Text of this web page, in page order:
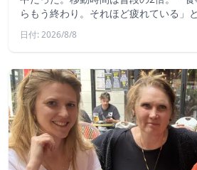
らもう終わり。それほど疲れている」
日付: 2026/8/8